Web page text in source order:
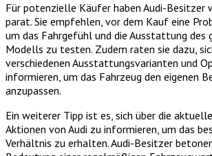
Für potenzielle Käufer haben Audi-Besitzer
parat. Sie empfehlen, vor dem Kauf eine
um das Fahrgefühl und die Ausstattung des
Modells zu testen. Zudem raten sie dazu,
verschiedenen Ausstattungsvarianten und
informieren, um das Fahrzeug den eigenen
anzupassen.
Ein weiterer Tipp ist es, sich über die
Aktionen von Audi zu informieren, um das
Verhältnis zu erhalten. Audi-Besitzer